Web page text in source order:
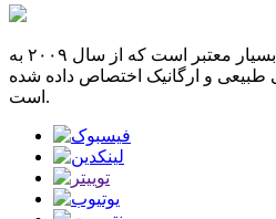
بایووی یک گروه حرفه‌ای بسیار معتبر است که از سال ۲۰۰۹ به
طبیعی و ارگانیک اختصاص داده شده
است.